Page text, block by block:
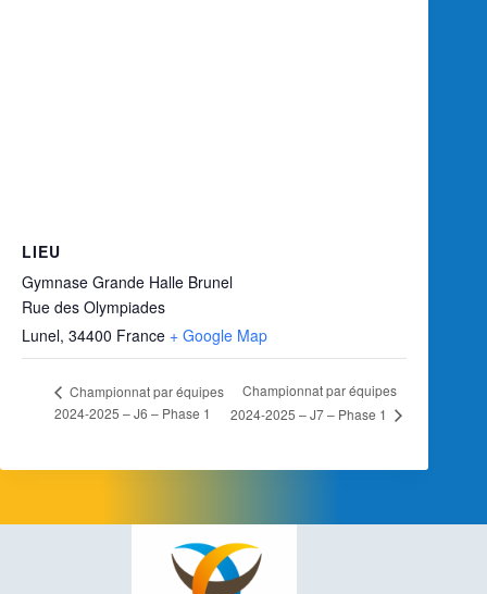
LIEU
Gymnase Grande Halle Brunel
Rue des Olympiades
Lunel, 34400 France + Google Map
Championnat par équipes
2024-2025 – J6 – Phase 1
Championnat par équipes
2024-2025 – J7 – Phase 1